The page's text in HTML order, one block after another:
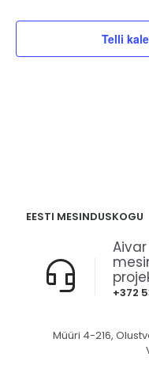
Telli
EESTI MESINDUSKOGU
+372
Müüri 4-216,